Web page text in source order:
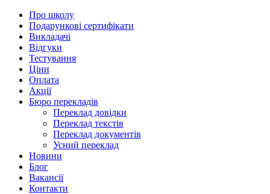
Про школу
Подарункові сертифікати
Викладачі
Відгуки
Тестування
Ціни
Оплата
Акції
Бюро перекладів
Переклад довідки
Переклад текстів
Переклад документів
Усний переклад
Новини
Блог
Вакансії
Контакти